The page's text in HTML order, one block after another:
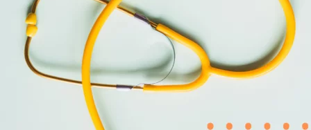
Kurser och aktiviteter
Om oss
Omsättningsstatistik